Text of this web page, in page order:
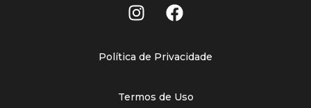
Política de Privacidade
Termos de Uso